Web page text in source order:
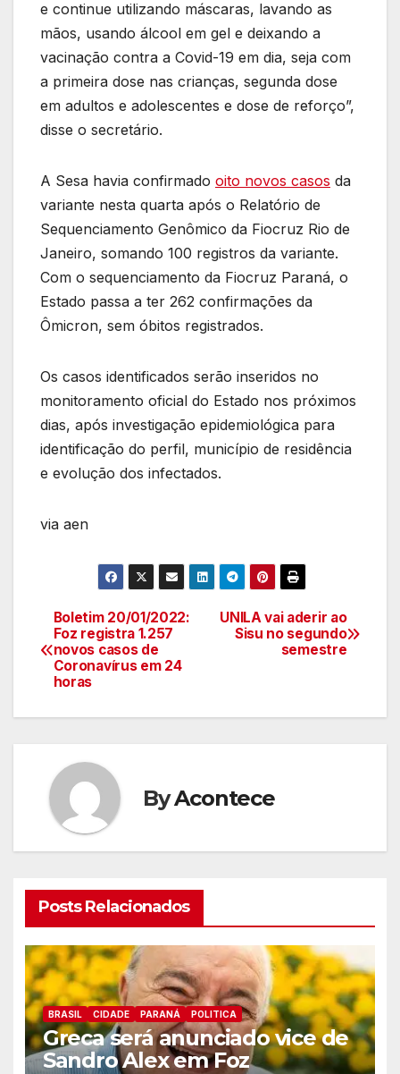
e continue utilizando máscaras, lavando as
mãos, usando álcool em gel e deixando a
vacinação contra a Covid-19 em dia, seja com
a primeira dose nas crianças, segunda dose
em adultos e adolescentes e dose de reforço”,
disse o secretário.
A Sesa havia confirmado oito novos casos da
variante nesta quarta após o Relatório de
Sequenciamento Genômico da Fiocruz Rio de
Janeiro, somando 100 registros da variante.
Com o sequenciamento da Fiocruz Paraná, o
Estado passa a ter 262 confirmações da
Ômicron, sem óbitos registrados.
Os casos identificados serão inseridos no
monitoramento oficial do Estado nos próximos
dias, após investigação epidemiológica para
identificação do perfil, município de residência
e evolução dos infectados.
via aen
Navegação
de
UNILA vai aderir ao
Sisu no segundo
semestre
Boletim 20/01/2022:
Foz registra 1.257
novos casos de
Coronavírus em 24
horas
ByAcontece
Posts Relacionados
BRASIL CIDADE PARANÁ POLITICA
Greca será anunciado vice de
Sandro Alex em Foz